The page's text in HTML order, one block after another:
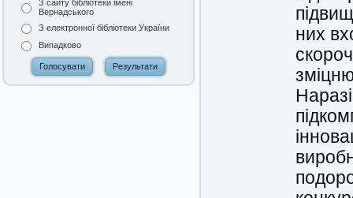
З сайту бібліотеки імені
Вернадського
З електронної бібліотеки України
Випадково
них